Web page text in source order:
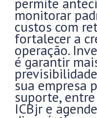
monitorar
custos com
fortalecer a
operação.
é garantir
sua empresa
suporte,
ICBjr e